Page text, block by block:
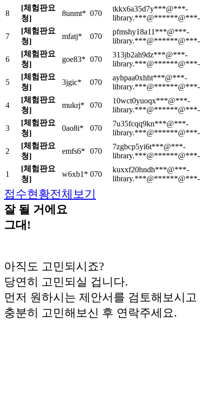
8
[체험판요
청]
8unmt* 070
tkkx6a35d7y***@***-
library.***@******@***-
7
[체험판요
청]
mfatj* 070
pfmshy18a11***@***-
library.***@******@***-
6
[체험판요
청]
goe83* 070
313jb2ah9dz***@***-
library.***@******@***-
5
[체험판요
청]
3jgic* 070
ayhpaa0xhht***@***-
library.***@******@***-
4
[체험판요
청]
mukrj* 070
10wct0yuoqx***@***-
library.***@******@***-
3
[체험판요
청]
0ao8i* 070
7u35fcqq9kn***@***-
library.***@******@***-
2
[체험판요
청]
emfs6* 070
7zgbcp5yi6t***@***-
library.***@******@***-
1
[체험판요
청]
w6xb1* 070
kuxxf20hndh***@***-
library.***@******@***-
접수현황전체보기
잘 될 거에요
그대!
아직도 고민되시죠?
당연히 고민되실 겁니다.
먼저 원하시는 제안서를 검토해보시고
충분히 고민해보신 후 연락주세요.